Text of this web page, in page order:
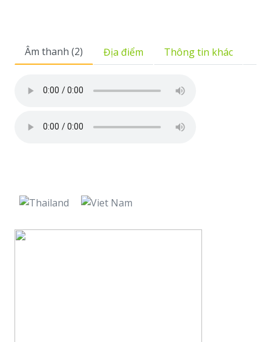
Âm thanh (2) Địa điểm Thông tin khác